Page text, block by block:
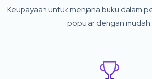
Keupayaan untuk menjana buku dalam
popular dengan mudah.